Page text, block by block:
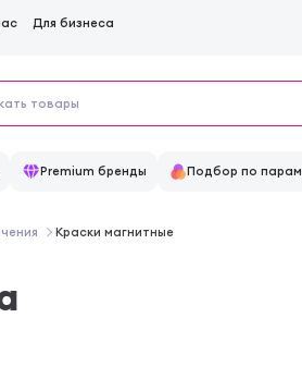
Для бизнеса
Premium бренды Подбор по
Краски магнитные